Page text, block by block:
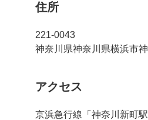
住所
221-0043
神奈川県神奈川県横浜市
アクセス
京浜急行線「神奈川新町